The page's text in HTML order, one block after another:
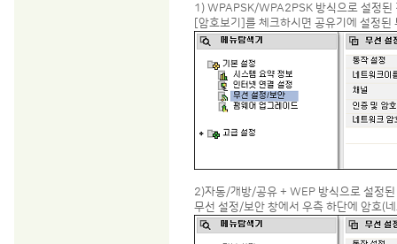
1) WPAPSK/WPA2PSK 방식으로 설정된
[암호보기]를 체크하시면 공유기에 설정
2)자동/개방/공유 + WEP 방식으로 설정
무선 설정/보안 창에서 우측 하단